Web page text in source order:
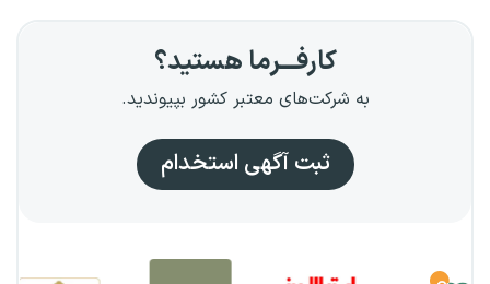
کارفـــرما هستید؟
به شرکت‌های معتبر کشور بپیوندید.
ثبت آگهی استخدام